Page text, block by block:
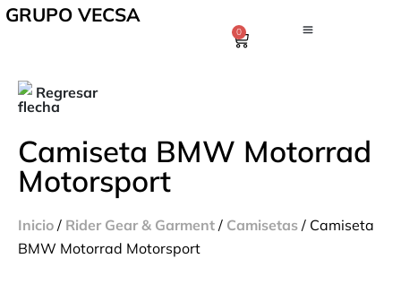
GRUPO VECSA
0
Regresar
Camiseta BMW Motorrad
Motorsport
Inicio / Rider Gear & Garment / Camisetas / Camiseta
BMW Motorrad Motorsport